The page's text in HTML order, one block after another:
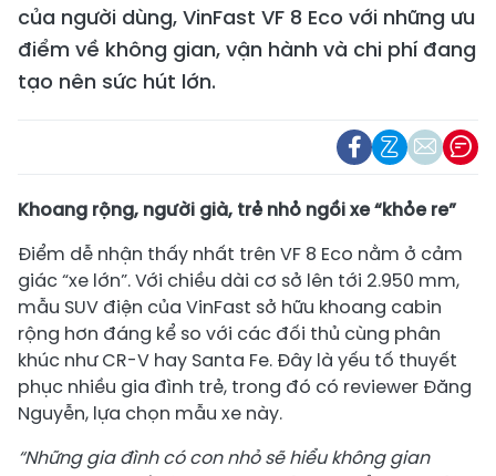
của người dùng, VinFast VF 8 Eco với những ưu
điểm về không gian, vận hành và chi phí đang
tạo nên sức hút lớn.
Khoang rộng, người già, trẻ nhỏ ngồi xe “khỏe re”
Điểm dễ nhận thấy nhất trên VF 8 Eco nằm ở cảm
giác “xe lớn”. Với chiều dài cơ sở lên tới 2.950 mm,
mẫu SUV điện của VinFast sở hữu khoang cabin
rộng hơn đáng kể so với các đối thủ cùng phân
khúc như CR-V hay Santa Fe. Đây là yếu tố thuyết
phục nhiều gia đình trẻ, trong đó có reviewer Đăng
Nguyễn, lựa chọn mẫu xe này.
“Những gia đình có con nhỏ sẽ hiểu không gian